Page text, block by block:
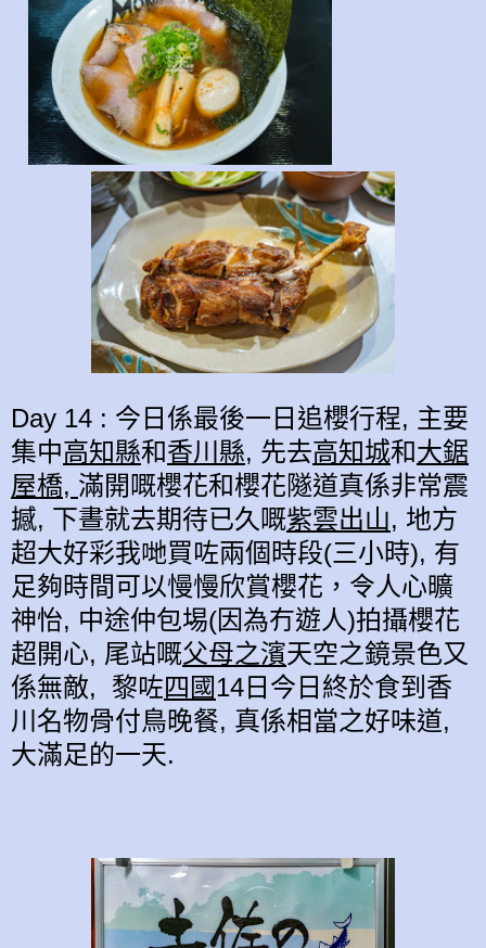
Day 14 : 今日係最後一日追櫻行程, 主要
集中高知縣和香川縣, 先去高知城和大鋸
屋橋, 滿開嘅櫻花和櫻花隧道真係非常震
撼, 下晝就去期待已久嘅紫雲出山, 地方
超大好彩我哋買咗兩個時段(三小時), 有
足夠時間可以慢慢欣賞櫻花，令人心曠
神怡, 中途仲包埸(因為冇遊人)拍攝櫻花
超開心, 尾站嘅父母之濱天空之鏡景色又
係無敵, 黎咗四國14日今日終於食到香
川名物骨付鳥晚餐, 真係相當之好味道,
大滿足的一天.